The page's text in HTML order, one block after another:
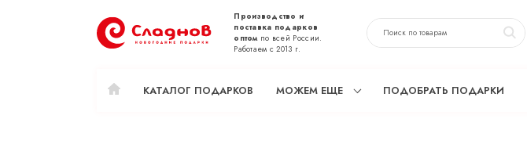
Производство и
поставка подарков
оптомпо всей России.
Работаем с 2013 г.
КАТАЛОГ ПОДАРКОВ МОЖЕМ ЕЩЕ ПОДОБРАТЬ ПОДАРКИ